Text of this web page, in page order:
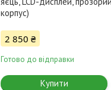
корпус)
2 850 ₴
Готово до відправки
Купити